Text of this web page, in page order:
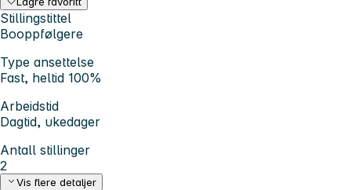
Stillingstittel
Booppfølgere
Type ansettelse
Fast, heltid 100%
Arbeidstid
Dagtid, ukedager
Antall stillinger
2
Vis flere detaljer